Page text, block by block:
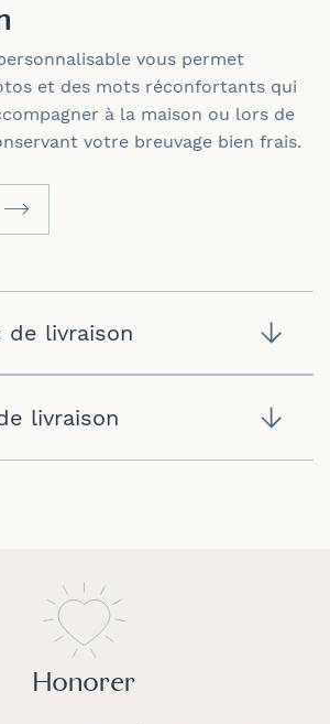
de livraison
livraison
vous permet
et des mots réconfortants qui
à la maison ou lors de
votre breuvage bien frais.
Honorer